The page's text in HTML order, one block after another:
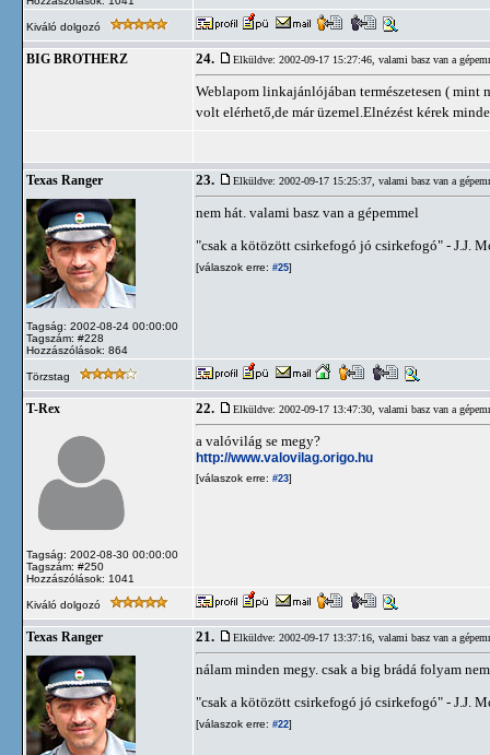
Kiváló dolgozó
BIG BROTHERZ 24. Elküldve: 2002-09-17 15:27:46, valami basz van a
Weblapom linkajánlójában természetesen ( mint
volt elérhető,de már üzemel.Elnézést kérek
Texas Ranger
Tagság: 2002-08-24 00:00:00
Tagszám: #228
Hozzászólások: 864
23. Elküldve: 2002-09-17 15:25:37, valami basz van a
nem hát. valami basz van a gépemmel
"csak a kötözött csirkefogó jó csirkefogó" - J.J.
[válaszok erre: #25]
Törzstag
T-Rex
Tagság: 2002-08-30 00:00:00
Tagszám: #250
Hozzászólások: 1041
22. Elküldve: 2002-09-17 13:47:30, valami basz van a
a valóvilág se megy?
http://www.valovilag.origo.hu
[válaszok erre: #23]
Kiváló dolgozó
Texas Ranger 21. Elküldve: 2002-09-17 13:37:16, valami basz van a
nálam minden megy. csak a big brádá folyam
"csak a kötözött csirkefogó jó csirkefogó" - J.J.
[válaszok erre: #22]